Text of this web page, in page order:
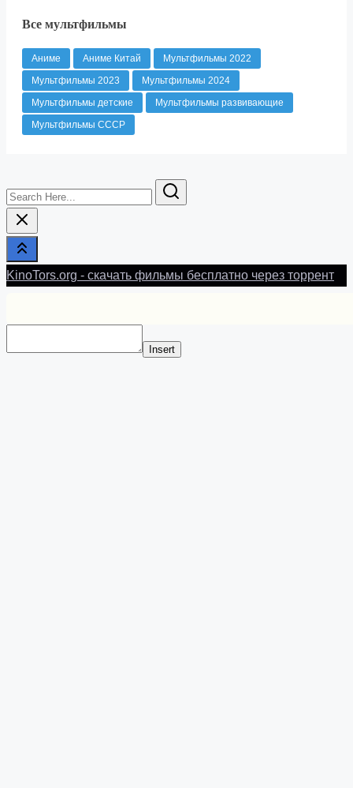
Все мультфильмы
Аниме Аниме Китай
Мультфильмы 2022
Мультфильмы 2023
Мультфильмы 2024
Мультфильмы детские
Мультфильмы развивающие
Мультфильмы СССР
Search
Here...
KinoTors.org - скачать фильмы бесплатно через торрент
Insert